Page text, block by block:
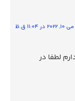
می 10, 2022 در 11:04 ق.ظ
لطفا در